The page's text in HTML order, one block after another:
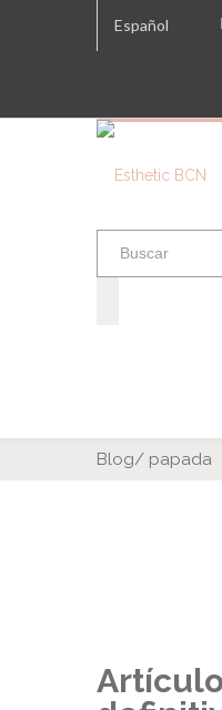
Español
Blog/ papada